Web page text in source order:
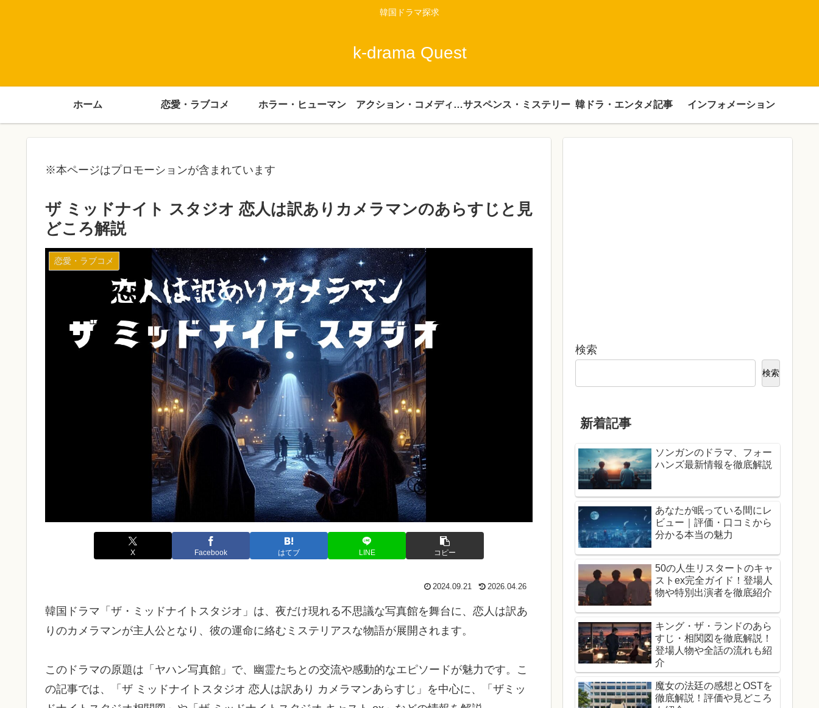
韓国ドラマ探求
k-drama Quest
ホーム 恋愛・ラブコメ ホラー・ヒューマン アクション・コメディー・時代劇サスペンス・ミステリー 韓ドラ・エンタメ記事 インフォメーション
※本ページはプロモーションが含まれています
ザ ミッドナイト スタジオ 恋人は訳ありカメラマンのあらすじと見
どころ解説
恋愛・ラブコメ
X Facebook はてブ LINE コピー
2024.09.21 2026.04.26
韓国ドラマ「ザ・ミッドナイトスタジオ」は、夜だけ現れる不思議な写真館を舞台に、恋人は訳あ
りのカメラマンが主人公となり、彼の運命に絡むミステリアスな物語が展開されます。
このドラマの原題は「ヤハン写真館」で、幽霊たちとの交流や感動的なエピソードが魅力です。こ
の記事では、「ザ ミッドナイトスタジオ 恋人は訳あり カメラマンあらすじ」を中心に、「ザミッ
検索
検索
新着記事
ソンガンのドラマ、フォー
ハンズ最新情報を徹底解説
あなたが眠っている間にレ
ビュー｜評価・口コミから
分かる本当の魅力
50の人生リスタートのキャ
ストex完全ガイド！登場人
物や特別出演者を徹底紹介
キング・ザ・ランドのあら
すじ・相関図を徹底解説！
登場人物や全話の流れも紹
介
魔女の法廷の感想とOSTを
徹底解説！評価や見どころ